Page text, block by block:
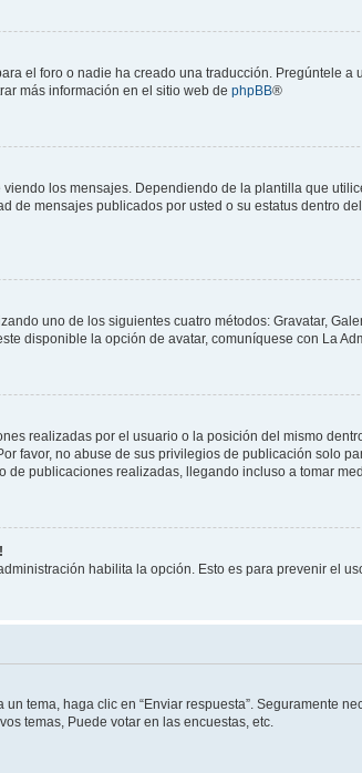
el foro o nadie ha creado una traducción. Pregúntele
más información en el sitio web de phpBB®
los mensajes. Dependiendo de la plantilla que
mensajes publicados por usted o su estatus dentro
uno de los siguientes cuatro métodos: Gravatar,
disponible la opción de avatar, comuníquese con La
realizadas por el usuario o la posición del mismo
favor, no abuse de sus privilegios de publicación solo
publicaciones realizadas, llegando incluso a tomar
habilita la opción. Esto es para prevenir el
tema, haga clic en “Enviar respuesta”. Seguramente
temas, Puede votar en las encuestas, etc.